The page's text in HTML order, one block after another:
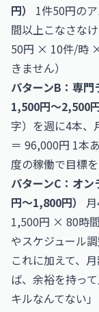
円）
1件50円の
間以上こなさな
50円 × 10件/時
きません）
パターンB：専
1,500円〜2,500円
字）を週に4本
＝ 96,000円 1本
度の稼働で目標を
パターンC：オ
円〜1,800円）
1,500円 × 80時
やスケジュール
これに加えて、
ば、余裕を持っ
キルなんてない